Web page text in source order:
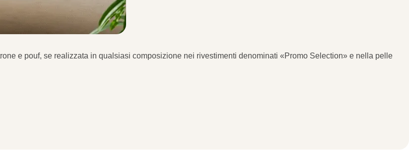
e pouf, se realizzata in qualsiasi composizione nei rivestimenti denominati «Promo Selection» e nella pelle